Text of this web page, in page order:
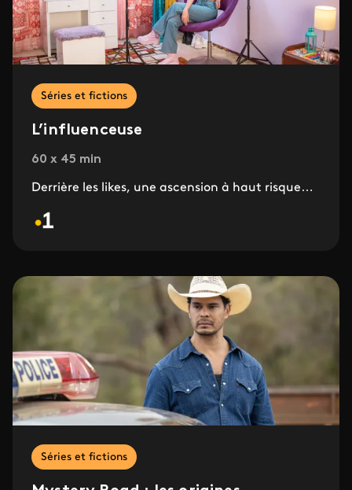
Séries et fictions
L’influenceuse
60 x 45 min
Derrière les likes, une ascension à haut risque…
Séries et fictions